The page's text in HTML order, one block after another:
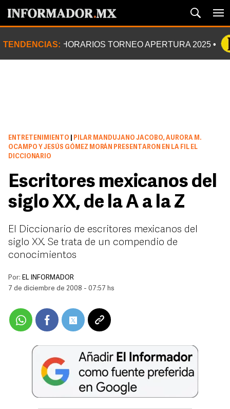
TENDENCIAS: HORARIOS TORNEO APERTURA 2025
ENTRETENIMIENTO
PILAR MANDUJANO JACOBO, AURORA M.
OCAMPO Y JESÚS GÓMEZ MORÁN PRESENTARON EN LA FIL EL
DICCIONARIO
Escritores mexicanos del
siglo XX, de la A a la Z
El Diccionario de escritores mexicanos del
siglo XX. Se trata de un compendio de
conocimientos
Por: EL INFORMADOR
7 de diciembre de 2008 - 07:57 hs